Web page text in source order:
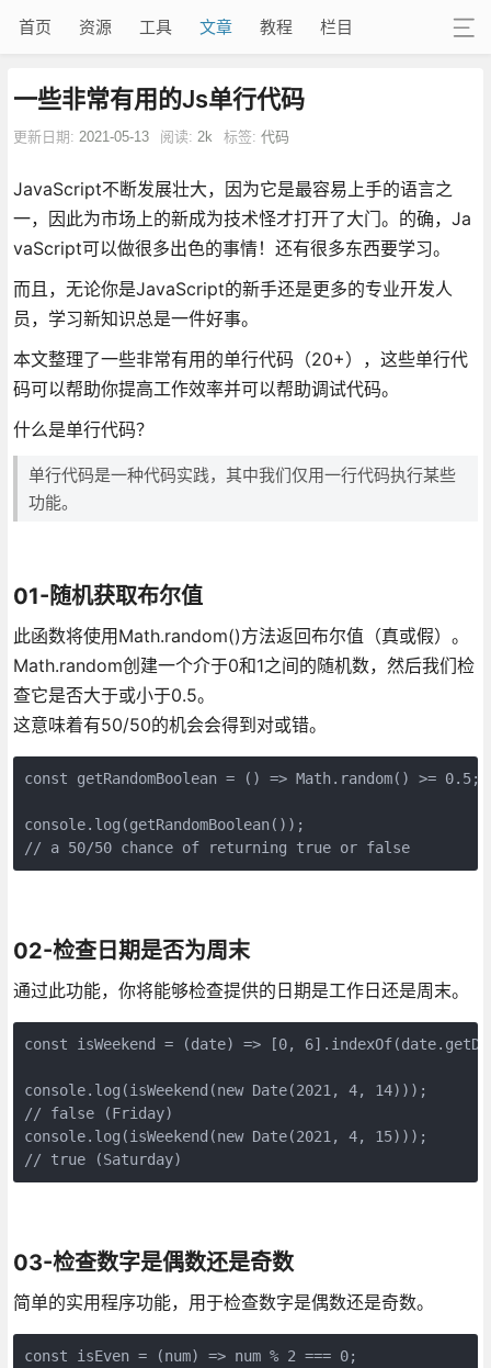
首页 资源 工具 文章 教程 栏目
一些非常有用的Js单行代码
更新日期: 2021-05-13 阅读: 2k 标签: 代码
JavaScript不断发展壮大，因为它是最容易上手的语言之
一，因此为市场上的新成为技术怪才打开了大门。的确，Ja
vaScript可以做很多出色的事情！还有很多东西要学习。
而且，无论你是JavaScript的新手还是更多的专业开发人
员，学习新知识总是一件好事。
本文整理了一些非常有用的单行代码（20+），这些单行代
码可以帮助你提高工作效率并可以帮助调试代码。
什么是单行代码？
单行代码是一种代码实践，其中我们仅用一行代码执行某些
功能。
01-随机获取布尔值
此函数将使用Math.random()方法返回布尔值（真或假）。
Math.random创建一个介于0和1之间的随机数，然后我们检
查它是否大于或小于0.5。
这意味着有50/50的机会会得到对或错。
const getRandomBoolean = () => Math.random() >= 0.5;
console.log(getRandomBoolean());
// a 50/50 chance of returning true or false
02-检查日期是否为周末
通过此功能，你将能够检查提供的日期是工作日还是周末。
const isWeekend = (date) => [0,
console.log(isWeekend(new Date(2021, 4, 14)));
// false (Friday)
console.log(isWeekend(new Date(2021, 4, 15)));
// true (Saturday)
03-检查数字是偶数还是奇数
简单的实用程序功能，用于检查数字是偶数还是奇数。
const isEven = (num) => num % 2 === 0;